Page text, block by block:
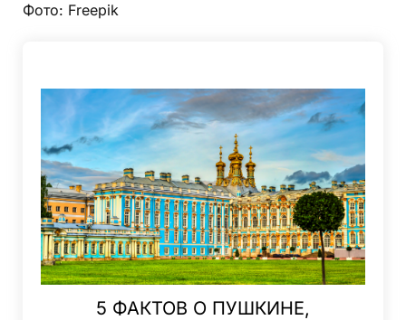
Фото: Freepik
5 ФАКТОВ О ПУШКИНЕ,